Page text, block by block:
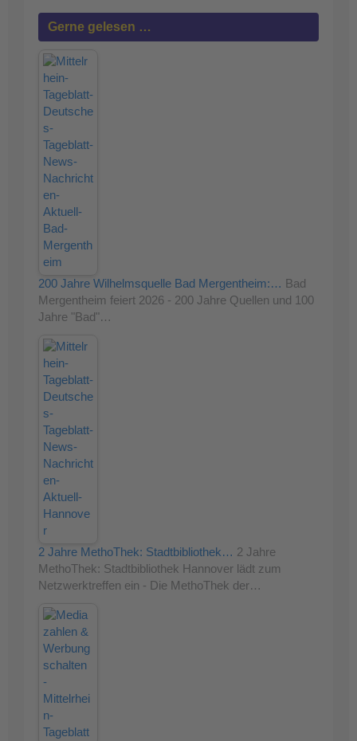
Gerne gelesen …
200 Jahre Wilhelmsquelle Bad Mergentheim:… Bad
Mergentheim feiert 2026 - 200 Jahre Quellen und 100
Jahre "Bad"…
2 Jahre MethoThek: Stadtbibliothek… 2 Jahre
MethoThek: Stadtbibliothek Hannover lädt zum
Netzwerktreffen ein - Die MethoThek der…